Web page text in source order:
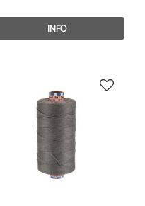
möbler och sänga
INFO
hinzufügen Zu